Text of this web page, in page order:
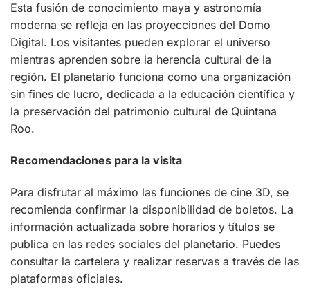
Esta fusión de conocimiento maya y astronomía
moderna se refleja en las proyecciones del Domo
Digital. Los visitantes pueden explorar el universo
mientras aprenden sobre la herencia cultural de la
región. El planetario funciona como una organización
sin fines de lucro, dedicada a la educación científica y
la preservación del patrimonio cultural de Quintana
Roo.
Recomendaciones para la visita
Para disfrutar al máximo las funciones de cine 3D, se
recomienda confirmar la disponibilidad de boletos. La
información actualizada sobre horarios y títulos se
publica en las redes sociales del planetario. Puedes
consultar la cartelera y realizar reservas a través de las
plataformas oficiales.